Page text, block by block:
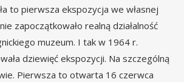
to pierwsza ekspozycja we własnej
zapoczątkowało realną działalność
muzeum. I tak w 1964 r.
dziewięć ekspozycji. Na szczególną
Pierwsza to otwarta 16 czerwca